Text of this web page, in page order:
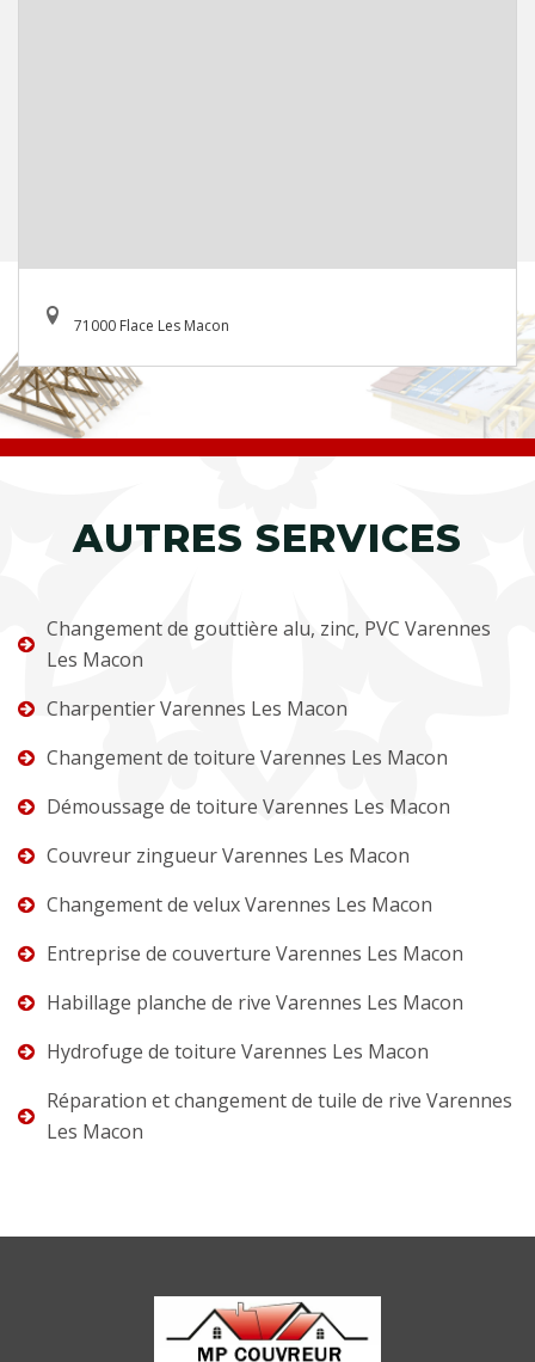
71000 Flace Les Macon
AUTRES SERVICES
Changement de gouttière alu, zinc, PVC Varennes
Les Macon
Charpentier Varennes Les Macon
Changement de toiture Varennes Les Macon
Démoussage de toiture Varennes Les Macon
Couvreur zingueur Varennes Les Macon
Changement de velux Varennes Les Macon
Entreprise de couverture Varennes Les Macon
Habillage planche de rive Varennes Les Macon
Hydrofuge de toiture Varennes Les Macon
Réparation et changement de tuile de rive Varennes
Les Macon